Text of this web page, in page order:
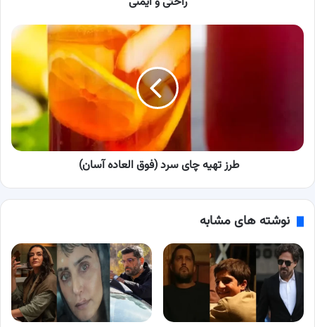
و
طرز
طرز تهیه چای سرد (فوق العاده آسان)
نوشته های مشابه